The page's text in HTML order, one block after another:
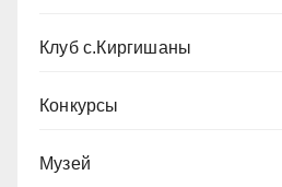
Клуб с.Киргишаны
Конкурсы
Музей